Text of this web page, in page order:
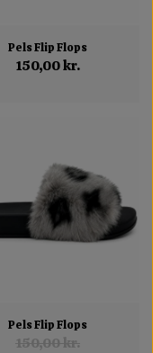
Pels Flip Flops
150,00 kr.
Pels Flip Flops
150,00 kr.